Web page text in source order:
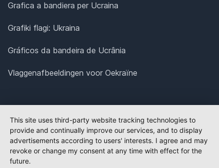
Grafica a bandiera per Ucraina
Grafiki flagi: Ukraina
Gráficos da bandeira de Ucrânia
Vlaggenafbeeldingen voor Oekraïne
This site uses third-party website tracking technologies to
provide and continually improve our services, and to display
advertisements according to users' interests. I agree and may
revoke or change my consent at any time with effect for the
future.